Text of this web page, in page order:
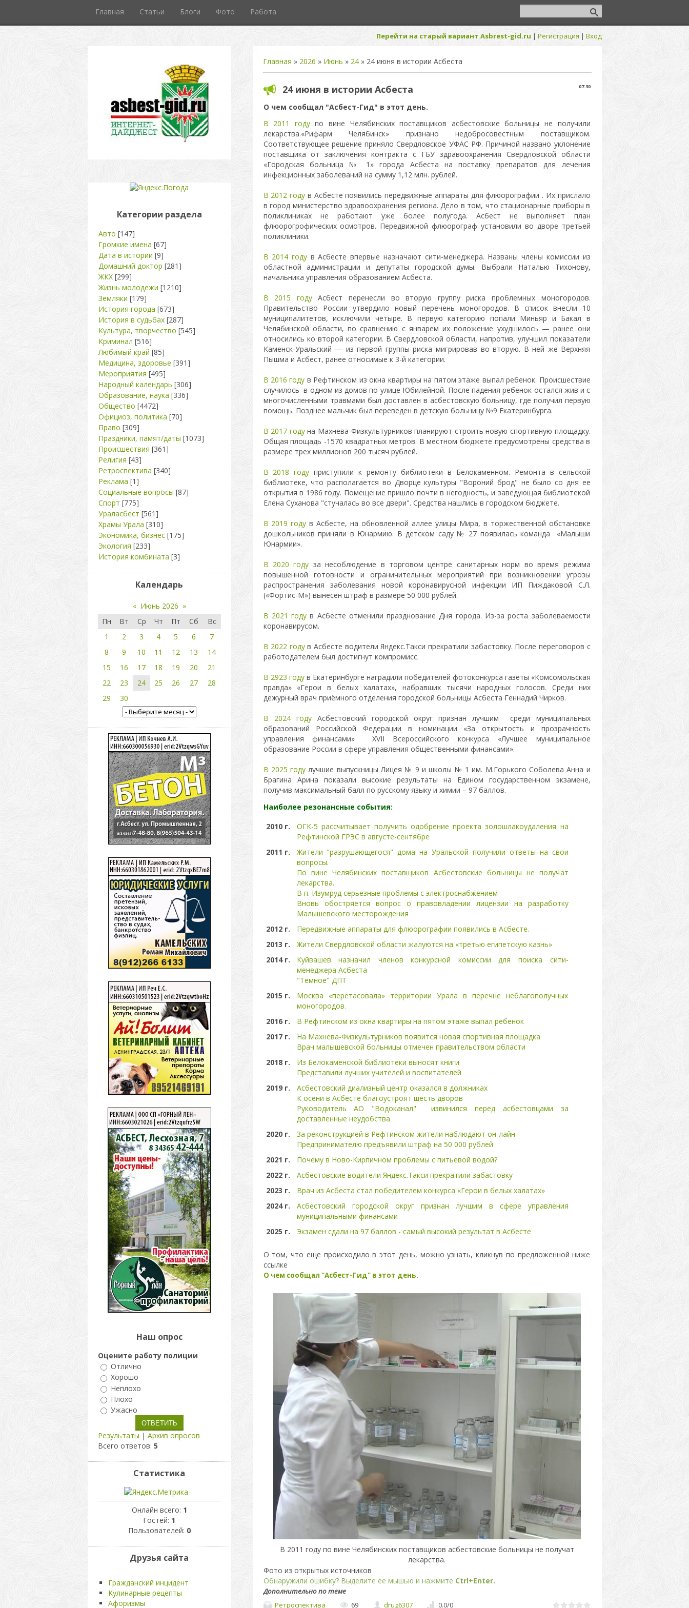
Главная Статьи Блоги Фото Работа
Перейти на старый вариант Asbrest-gid.ru | Регистрация | Вход
Главная » 2026 » Июнь » 24» 24 июня в истории Асбеста
07:30
24 июня в истории Асбеста
О чем сообщал "Асбест-Гид" в этот день.
В 2011 годупо вине Челябинских поставщиков асбестовские больницы не получили
лекарства.«Рифарм Челябинск» признано недобросовестным поставщиком.
Соответствующее решение приняло Свердловское УФАС РФ. Причиной названо уклонение
поставщика от заключения контракта с ГБУ здравоохранения Свердловской области
«Городская больница № 1» города Асбеста на поставку препаратов для лечения
инфекционных заболеваний на сумму 1,12 млн. рублей.
В 2012 году в Асбесте появились передвижные аппараты для флюорографии . Их прислало
в город министерство здравоохранения региона. Дело в том, что стационарные приборы в
поликлиниках не работают уже более полугода. Асбест не выполняет план
флюорогрофических осмотров. Передвижной флюорограф установили во дворе третьей
поликлиники.
В 2014 годув Асбесте впервые назначают сити-менеджера. Названы члены комиссии из
областной администрации и депутаты городской думы. Выбрали Наталью Тихонову,
начальника управления образованием Асбеста.
В 2015 годуАсбест перенесли во вторую группу риска проблемных моногородов.
Правительство России утвердило новый перечень моногородов. В список внесли 10
муниципалитетов, исключили четыре. В первую категорию попали Миньяр и Бакал в
Челябинской области, по сравнению с январем их положение ухудшилось — ранее они
относились ко второй категории. В Свердловской области, напротив, улучшил показатели
Каменск-Уральский — из первой группы риска мигрировав во вторую. В ней же Верхняя
Пышма и Асбест, ранее относимые к 3-й категории.
В 2016 году в Рефтинском из окна квартиры на пятом этаже выпал ребенок. Происшествие
случилось в одном из домов по улице Юбилейной. После падения ребенок остался жив и с
многочисленными травмами был доставлен в асбестовскую больницу, где получил первую
помощь. Позднее мальчик был переведен в детскую больницу №9 Екатеринбурга.
В 2017 годуна Махнева-Физкультурников планируют строить новую спортивную площадку.
Общая площадь -1570 квадратных метров. В местном бюджете предусмотрены средства в
размере трех миллионов 200 тысяч рублей.
В 2018 году приступили к ремонту библиотеки в Белокаменном. Ремонта в сельской
библиотеке, что располагается во Дворце культуры "Вороний брод" не было со дня ее
открытия в 1986 году. Помещение пришло почти в негодность, и заведующая библиотекой
Елена Суханова "стучалась во все двери". Средства нашлись в городском бюджете.
В 2019 году в Асбесте, на обновленной аллее улицы Мира, в торжественной обстановке
дошкольников приняли в Юнармию. В детском саду № 27 появилась команда «Малыши
Юнармии».
В 2020 году за несоблюдение в торговом центре санитарных норм во время режима
повышенной готовности и ограничительных мероприятий при возникновении угрозы
распространения заболевания новой коронавирусной инфекции ИП Пиждаковой С.Л.
(«Фортис-М») вынесен штраф в размере 50 000 рублей.
В 2021 году в Асбесте отменили празднование Дня города. Из-за роста заболеваемости
коронавирусом.
В 2022 годув Асбесте водители Яндекс.Такси прекратили забастовку. После переговоров с
работодателем был достигнут компромисс.
В 2923 годув Екатеринбурге наградили победителей фотоконкурса газеты «Комсомольская
правда» «Герои в белых халатах», набравших тысячи народных голосов. Среди них
дежурный врач приёмного отделения городской больницы Асбеста Геннадий Чирков.
В 2024 годуАсбестовский городской округ признан лучшим среди муниципальных
образований Российской Федерации в номинации «За открытость и прозрачность
управления финансами» XVII Всероссийского конкурса «Лучшее муниципальное
образование России в сфере управления общественными финансами».
В 2025 году лучшие выпускницы Лицея № 9 и школы № 1 им. М.Горького Соболева Анна и
Брагина Арина показали высокие результаты на Едином государственном экзамене,
получив максимальный балл по русскому языку и химии – 97 баллов.
Наиболее резонансные события:
2010 г.
ОГК-5 рассчитывает получить одобрение проекта золошлакоудаления на
Рефтинской ГРЭС в августе-сентябре
2011 г.
Жители "разрушающегося" дома на Уральской получили ответы на свои
вопросы.
По вине Челябинских поставщиков Асбестовские больницы не получат
лекарства.
В п. Изумруд серьезные проблемы с электроснабжением
Вновь обостряется вопрос о правовладении лицензии на разработку
Малышевского месторождения
2012 г.
Передвижные аппараты для флюорографии появились в Асбесте.
2013 г.
Жители Свердловской области жалуются на «третью египетскую казнь»
2014 г.
Куйвашев назначил членов конкурсной комиссии для поиска сити-
менеджера Асбеста
"Темное" ДПТ
2015 г.
Москва «перетасовала» территории Урала в перечне неблагополучных
моногородов.
2016 г.
В Рефтинском из окна квартиры на пятом этаже выпал ребенок
2017 г.
На Махнева-Физкультурников появится новая спортивная площадка
Врач малышевской больницы отмечен правительством области
2018 г.
Из Белокаменской библиотеки выносят книги
Представили лучших учителей и воспитателей
2019 г.
Асбестовский диализный центр оказался в должниках
К осени в Асбесте благоустроят шесть дворов
Руководитель АО "Водоканал" извинился перед асбестовцами за
доставленные неудобства
2020 г.
За реконструкцией в Рефтинском жители наблюдают он-лайн
Предпринимателю предъявили штраф на 50 000 рублей
2021 г.
Почему в Ново-Кирпичном проблемы с питьевой водой?
2022 г.
Асбестовские водители Яндекс.Такси прекратили забастовку
2023 г.
Врач из Асбеста стал победителем конкурса «Герои в белых халатах»
2024 г.
Асбестовский городской округ признан лучшим в сфере управления
муниципальными финансами
2025 г.
Экзамен сдали на 97 баллов - самый высокий результат в Асбесте
О том, что еще происходило в этот день, можно узнать, кликнув по предложенной ниже
ссылке
О чем сообщал "Асбест-Гид" в этот день.
В 2011 году по вине Челябинских поставщиков асбестовские больницы не получат
лекарства.
Фото из открытых источников
Обнаружили ошибку? Выделите ее мышью и нажмите Ctrl+Enter.
Дополнительно по теме
Ретроспектива
69 drug6307 0.0/0
Категории раздела
Авто [147]
Громкие имена [67]
Дата в истории [9]
Домашний доктор [281]
ЖКХ [299]
Жизнь молодежи [1210]
Земляки [179]
История города [673]
История в судьбах [287]
Культура, творчество [545]
Криминал [516]
Любимый край [85]
Медицина, здоровье [391]
Мероприятия [495]
Народный календарь [306]
Образование, наука [336]
Общество [4472]
Официоз, политика [70]
Право [309]
Праздники, памят/даты [1073]
Происшествия [361]
Религия [43]
Ретроспектива [340]
Реклама [1]
Социальные вопросы [87]
Спорт [775]
Ураласбест [561]
Храмы Урала [310]
Экономика, бизнес [175]
Экология [233]
История комбината [3]
Календарь
« Июнь 2026 »
Пн
Вт Ср Чт Пт Сб
Вс
1
2 3 4 5 6
7
8
9 10 11 12 13
14
15
16 17 18 19 20
21
22
23 24 25 26 27
28
29
30
Наш опрос
Оцените работу полиции
Отлично
Хорошо
Неплохо
Плохо
Ужасно
Результаты | Архив опросов
Всего ответов: 5
Статистика
Онлайн всего: 1
Гостей: 1
Пользователей: 0
Друзья сайта
Гражданский инцидент
Кулинарные рецепты
Афоризмы